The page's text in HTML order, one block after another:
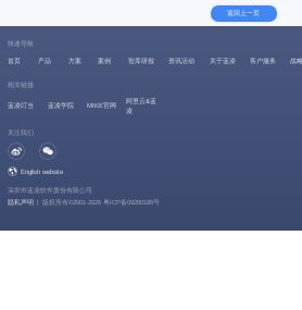
返回上一页
快速导航
首页 产品 方案 案例 智库研报 资讯活动 关于蓝凌 客户服务 战
相关链接
蓝凌叮当 蓝凌学院 MIKE官网
阿里云&蓝
凌
关注我们
English website
深圳市蓝凌软件股份有限公司
隐私声明
| 版权所有©2001-2026 粤ICP备09200185号